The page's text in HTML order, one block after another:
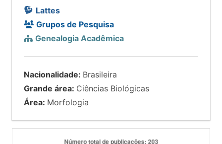
Lattes
Grupos de Pesquisa
Genealogia Acadêmica
Nacionalidade: Brasileira
Grande área: Ciências Biológicas
Área: Morfologia